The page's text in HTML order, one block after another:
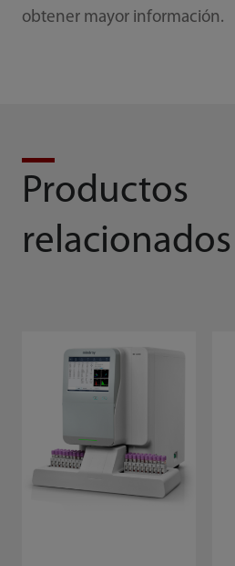
obtener mayor información.
Productos
relacionados